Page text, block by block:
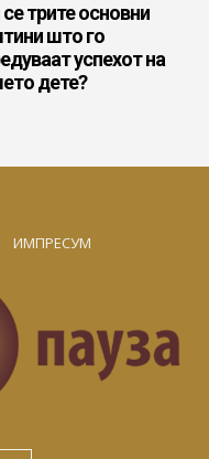
трите основни
што го
успехот на
дете?
ИМПРЕСУМ